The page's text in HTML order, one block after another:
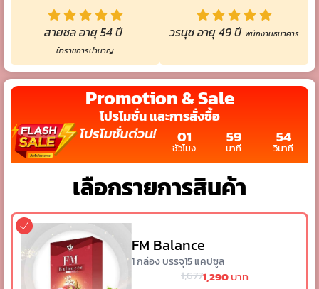
สายชล อายุ 54 ปี
ข้าราชการบำนาญ
วรนุช อายุ 49 ปี พนักงานธนาคาร
Promotion & Sale
โปรโมชั่น และการสั่งซื้อ
01
ชั่วโมง
59
นาที
53
วินาที
เลือกรายการสินค้า
FM Balance
1 กล่อง บรรจุ15 แคปซูล
1,6771,290บาท